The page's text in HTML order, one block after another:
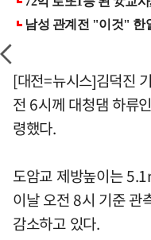
[대전=뉴시스]김덕진
전 6시께 대청댐 하류
령했다.
도암교 제방높이는
이날 오전 8시 기준
감소하고 있다.